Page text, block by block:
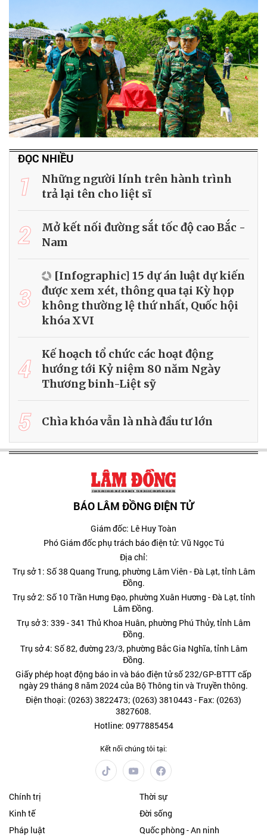
ĐỌC NHIỀU
1
Những người lính trên hành trình
trả lại tên cho liệt sĩ
2
Mở kết nối đường sắt tốc độ cao Bắc -
Nam
3
[Infographic] 15 dự án luật dự kiến
được xem xét, thông qua tại Kỳ họp
không thường lệ thứ nhất, Quốc hội
khóa XVI
4
Kế hoạch tổ chức các hoạt động
hướng tới Kỷ niệm 80 năm Ngày
Thương binh-Liệt sỹ
5 Chìa khóa vẫn là nhà đầu tư lớn
BÁO LÂM ĐỒNG ĐIỆN TỬ
Giám đốc: Lê Huy Toàn
Phó Giám đốc phụ trách báo điện tử: Vũ Ngọc Tú
Địa chỉ:
Trụ sở 1: Số 38 Quang Trung, phường Lâm Viên - Đà Lạt, tỉnh Lâm
Đồng.
Trụ sở 2: Số 10 Trần Hưng Đạo, phường Xuân Hương - Đà Lạt, tỉnh
Lâm Đồng.
Trụ sở 3: 339 - 341 Thủ Khoa Huân, phường Phú Thủy, tỉnh Lâm
Đồng.
Trụ sở 4: Số 82, đường 23/3, phường Bắc Gia Nghĩa, tỉnh Lâm
Đồng.
Giấy phép hoạt động báo in và báo điện tử số 232/GP-BTTT cấp
ngày 29 tháng 8 năm 2024 của Bộ Thông tin và Truyền thông.
Điện thoại: (0263) 3822473; (0263) 3810443 - Fax: (0263)
3827608.
Hotline: 0977885454
Kết nối chúng tôi tại:
Chính trị
Thời sự
Kinh tế
Đời sống
Pháp luật
Quốc phòng - An ninh